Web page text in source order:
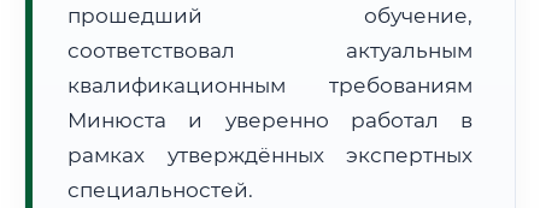
прошедший обучение,
соответствовал актуальным
квалификационным требованиям
Минюста и уверенно работал в
рамках утверждённых экспертных
специальностей.